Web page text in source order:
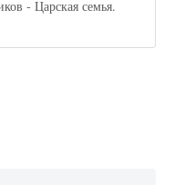
- Царская семья.